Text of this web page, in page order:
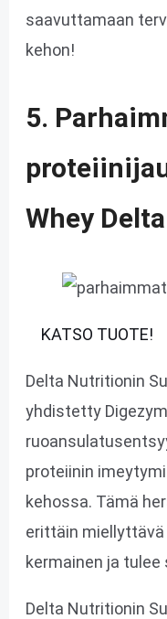
saavuttamaan
kehon!
5.
Whey
KATSO TUOTE!
Delta Nutritionin
yhdistetty
proteiinin
kehossa. Tämä
erittäin
kermainen ja tulee
Delta Nutritionin